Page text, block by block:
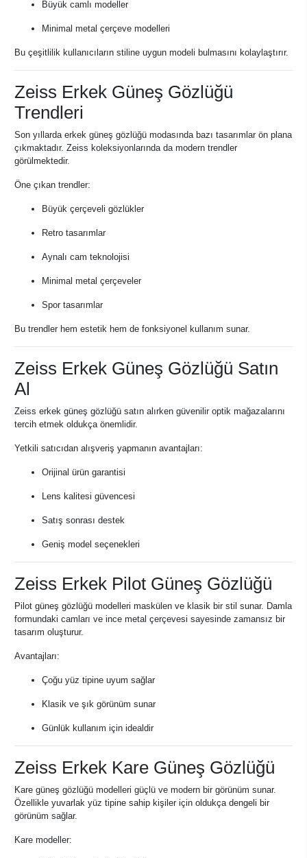
Büyük camlı modeller
Minimal metal çerçeve modelleri
Bu çeşitlilik kullanıcıların stiline uygun modeli bulmasını kolaylaştırır.
Zeiss Erkek Güneş Gözlüğü
Trendleri
Son yıllarda erkek güneş gözlüğü modasında bazı tasarımlar ön plana
çıkmaktadır. Zeiss koleksiyonlarında da modern trendler
görülmektedir.
Öne çıkan trendler:
Büyük çerçeveli gözlükler
Retro tasarımlar
Aynalı cam teknolojisi
Minimal metal çerçeveler
Spor tasarımlar
Bu trendler hem estetik hem de fonksiyonel kullanım sunar.
Zeiss Erkek Güneş Gözlüğü Satın
Al
Zeiss erkek güneş gözlüğü satın alırken güvenilir optik mağazalarını
tercih etmek oldukça önemlidir.
Yetkili satıcıdan alışveriş yapmanın avantajları:
Orijinal ürün garantisi
Lens kalitesi güvencesi
Satış sonrası destek
Geniş model seçenekleri
Zeiss Erkek Pilot Güneş Gözlüğü
Pilot güneş gözlüğü modelleri maskülen ve klasik bir stil sunar. Damla
formundaki camları ve ince metal çerçevesi sayesinde zamansız bir
tasarım oluşturur.
Avantajları:
Çoğu yüz tipine uyum sağlar
Klasik ve şık görünüm sunar
Günlük kullanım için idealdir
Zeiss Erkek Kare Güneş Gözlüğü
Kare güneş gözlüğü modelleri güçlü ve modern bir görünüm sunar.
Özellikle yuvarlak yüz tipine sahip kişiler için oldukça dengeli bir
görünüm sağlar.
Kare modeller: